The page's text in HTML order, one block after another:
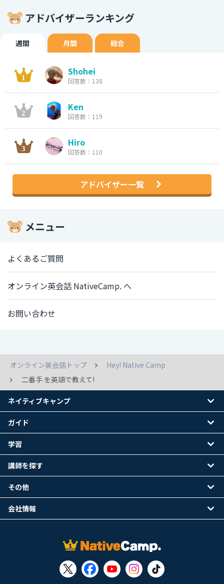
アドバイザーランキング
週間 月間 総合
Shohei
回答数：138
Ken
回答数：119
Hiro
回答数：110
アドバイザー一覧
メニュー
よくあるご質問
オンライン英会話 NativeCamp. へ
お問い合わせ
オンライン英会話トップ
Hey! Native Camp
二番手 を英語で教えて!
ネイティブキャンプ
ガイド
学習
講師を探す
その他
会社情報